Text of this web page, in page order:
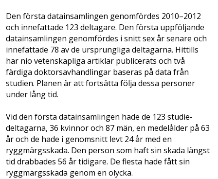
Den första datainsamlingen genomfördes 2010–2012
och innefattade 123 deltagare. Den första uppföljande
data­insamlingen genomfördes i snitt sex år senare och
innefattade 78 av de ursprungliga deltagarna. Hittills
har nio vetenskapliga artiklar publicerats och två
färdiga doktorsavhandlingar baseras på data från
studien. Planen är att fortsätta följa dessa personer
under lång tid.
Vid den första datainsamlingen hade de 123 studie­­
deltagarna, 36 kvinnor och 87 män, en medelålder på 63
år och de hade i genomsnitt levt 24 år med en
ryggmärgsskada. Den person som haft sin skada längst
tid drabbades 56 år tidigare. De flesta hade fått sin
ryggmärgsskada genom en olycka.